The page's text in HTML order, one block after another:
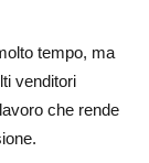
tempo, ma
venditori
che rende